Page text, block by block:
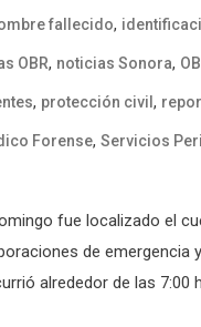
fallecido,
OBR, noticias Sonora,
, protección civil ,
Forense, Servicios
fue localizado el
de emergencia
alrededor de las 7:00